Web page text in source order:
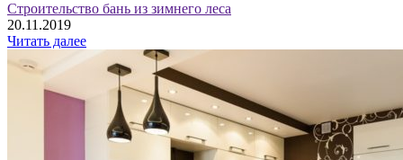
Строительство бань из зимнего леса
20.11.2019
Читать далее